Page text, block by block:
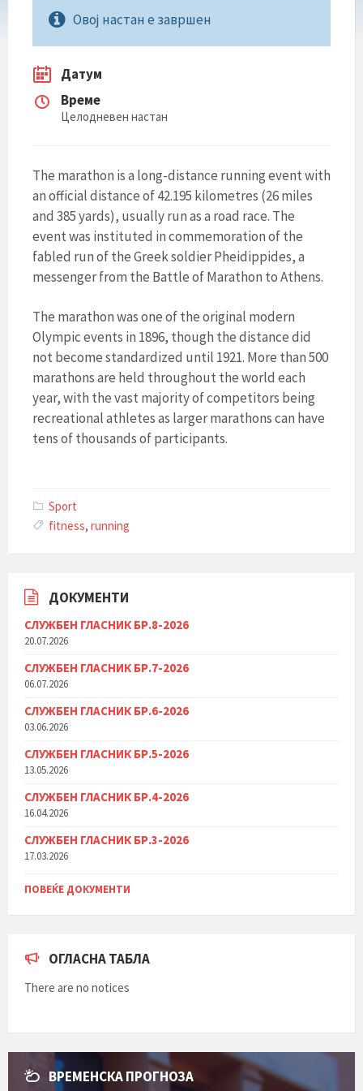
Овој настан е завршен
Датум
Време
Целодневен настан
The marathon is a long-distance running event with
an official distance of 42.195 kilometres (26 miles
and 385 yards), usually run as a road race. The
event was instituted in commemoration of the
fabled run of the Greek soldier Pheidippides, a
messenger from the Battle of Marathon to Athens.
The marathon was one of the original modern
Olympic events in 1896, though the distance did
not become standardized until 1921. More than 500
marathons are held throughout the world each
year, with the vast majority of competitors being
recreational athletes as larger marathons can have
tens of thousands of participants.
Sport
fitness, running
ДОКУМЕНТИ
СЛУЖБЕН ГЛАСНИК БР.8-2026
20.07.2026
СЛУЖБЕН ГЛАСНИК БР.7-2026
06.07.2026
СЛУЖБЕН ГЛАСНИК БР.6-2026
03.06.2026
СЛУЖБЕН ГЛАСНИК БР.5-2026
13.05.2026
СЛУЖБЕН ГЛАСНИК БР.4-2026
16.04.2026
СЛУЖБЕН ГЛАСНИК БР.3-2026
17.03.2026
ПОВЕЌЕ ДОКУМЕНТИ
ОГЛАСНА ТАБЛА
There are no notices
ВРЕМЕНСКА ПРОГНОЗА